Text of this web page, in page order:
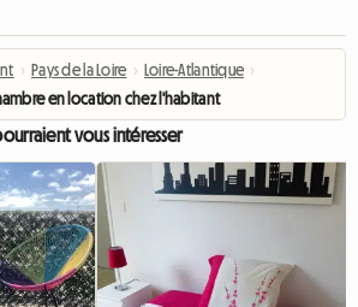
› Pays de la Loire › Loire-Atlantique ›
en location chez l'habitant
vous intéresser